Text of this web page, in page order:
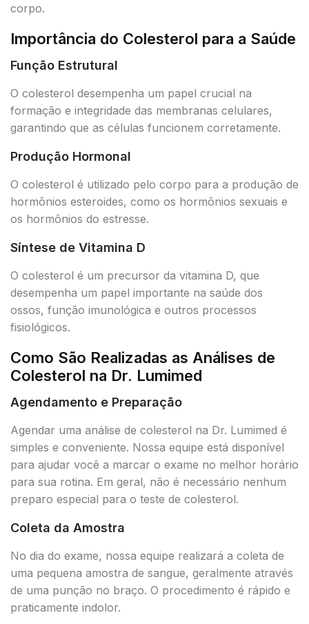
corpo.
Importância do Colesterol para a Saúde
Função Estrutural
O colesterol desempenha um papel crucial na
formação e integridade das membranas celulares,
garantindo que as células funcionem corretamente.
Produção Hormonal
O colesterol é utilizado pelo corpo para a produção de
hormônios esteroides, como os hormônios sexuais e
os hormônios do estresse.
Síntese de Vitamina D
O colesterol é um precursor da vitamina D, que
desempenha um papel importante na saúde dos
ossos, função imunológica e outros processos
fisiológicos.
Como São Realizadas as Análises de
Colesterol na Dr. Lumimed
Agendamento e Preparação
Agendar uma análise de colesterol na Dr. Lumimed é
simples e conveniente. Nossa equipe está disponível
para ajudar você a marcar o exame no melhor horário
para sua rotina. Em geral, não é necessário nenhum
preparo especial para o teste de colesterol.
Coleta da Amostra
No dia do exame, nossa equipe realizará a coleta de
uma pequena amostra de sangue, geralmente através
de uma punção no braço. O procedimento é rápido e
praticamente indolor.